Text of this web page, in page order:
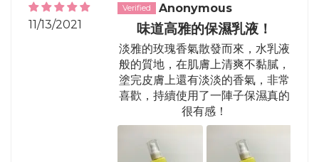
11/13/2021
Anonymous
味道高雅的保濕乳液！
淡雅的玫瑰香氣散發而來，水乳液
般的質地，在肌膚上清爽不黏膩，
塗完皮膚上還有淡淡的香氣，非常
喜歡，持續使用了一陣子保濕真的
很有感！